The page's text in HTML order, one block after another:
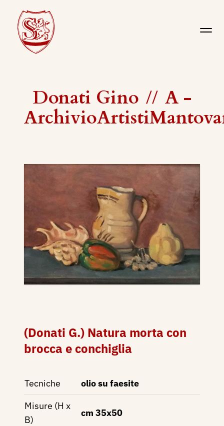
Donati Gino // A -
(Donati G.) Natura morta con
brocca e conchiglia
Tecniche
olio su faesite
Misure (H x
B)
cm 35x50